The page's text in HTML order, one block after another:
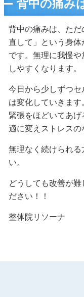
背中の痛み
背中の痛みは、た
直して」という身
です。無理に我慢
しやすくなります。
今日から少しずつ
は変化していきま
緊張をほどいてあ
適に変えストレスの
無理なく続けられ
い。
どうしても改善が
ださい！！
整体院リソーナ